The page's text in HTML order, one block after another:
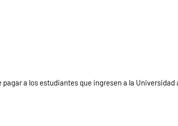
pagar a los estudiantes que ingresen a la